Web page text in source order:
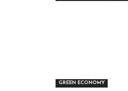
GREEN ECONOMY